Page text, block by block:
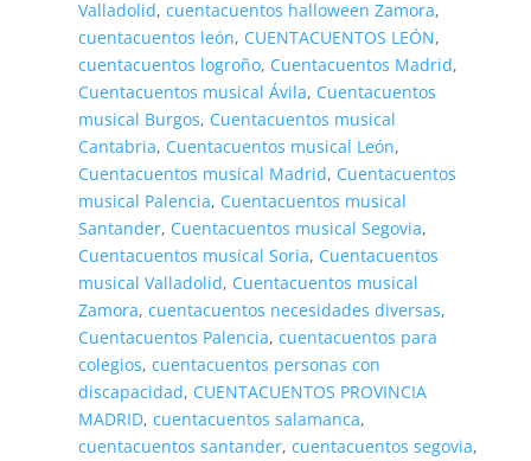
Valladolid, cuentacuentos halloween Zamora,
cuentacuentos león, CUENTACUENTOS LEÓN,
cuentacuentos logroño, Cuentacuentos Madrid,
Cuentacuentos musical Ávila, Cuentacuentos
musical Burgos, Cuentacuentos musical
Cantabria, Cuentacuentos musical León,
Cuentacuentos musical Madrid, Cuentacuentos
musical Palencia, Cuentacuentos musical
Santander, Cuentacuentos musical Segovia,
Cuentacuentos musical Soria, Cuentacuentos
musical Valladolid, Cuentacuentos musical
Zamora, cuentacuentos necesidades diversas,
Cuentacuentos Palencia, cuentacuentos para
colegios, cuentacuentos personas con
discapacidad, CUENTACUENTOS PROVINCIA
MADRID, cuentacuentos salamanca,
cuentacuentos santander, cuentacuentos segovia,